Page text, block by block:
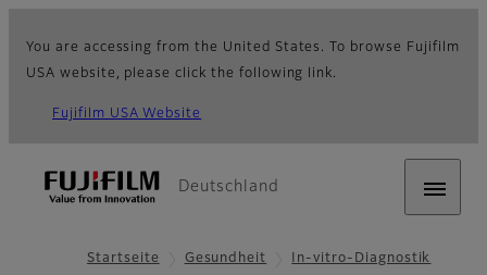
You are accessing from the United States. To browse Fujifilm
USA website, please click the following link.
Fujifilm USA Website
Deutschland
Startseite Gesundheit
In-vitro-Diagnostik